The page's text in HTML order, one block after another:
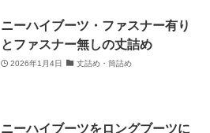
ニーハイブーツ・ファスナー有り
とファスナー無しの丈詰め
2026年1月4日 丈詰め・筒詰め
ニーハイブーツをロングブーツに